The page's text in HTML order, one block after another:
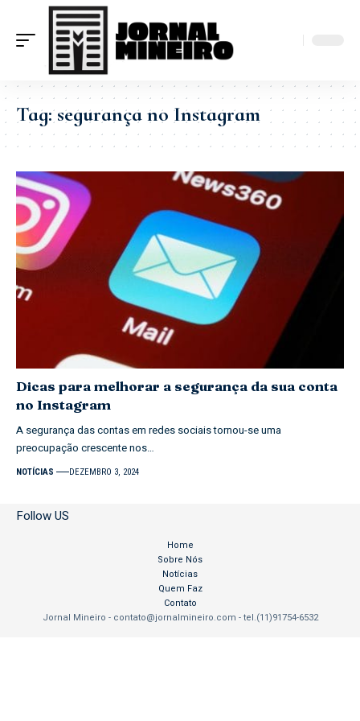
Tag:segurança no Instagram
Dicas para melhorar a segurança da sua conta
no Instagram
A segurança das contas em redes sociais tornou-se uma
preocupação crescente nos…
NOTÍCIAS DEZEMBRO 3, 2024
Follow US
Jornal Mineiro - contato@jornalmineiro.com - tel.(11)91754-6532
Home
Sobre Nós
Notícias
Quem Faz
Contato